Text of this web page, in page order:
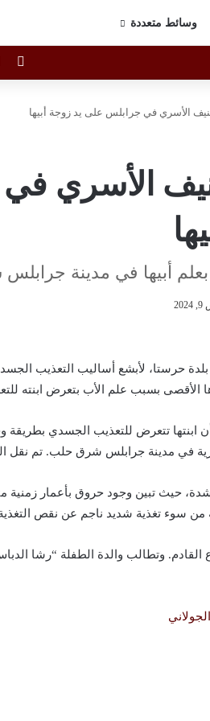
وسائط متعددة
الأسري في جرابلس على يد زوجة أبيها
الأسري
أبيها في مدينة
من مدينة الغوطة الشرقية في بلدة حرستا، لأبشع
بسبب علم الأب بتعرض ابنته
ابنتها تتعرض للتعذيب الجسدي
في مدينة جرابلس شرق حلب. تم
حيث تبين وجود حروق بأعمار زمنية
من سوء تغذية شديد ناجم عن نقص
وتطالب والدة الطفلة “رشا